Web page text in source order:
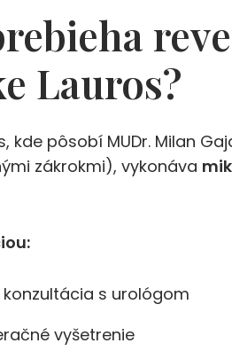
Lauros?
kde pôsobí MUDr. Milan
zákrokmi), vykonáva
konzultácia s urológom
vyšetrenie